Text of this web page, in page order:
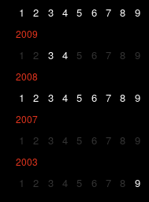
1 2 3 4 5 6 7 8 9
2009
1 2 3 4 5 6 7 8 9
2008
1 2 3 4 5 6 7 8 9
2007
1 2 3 4 5 6 7 8 9
2003
1 2 3 4 5 6 7 8 9